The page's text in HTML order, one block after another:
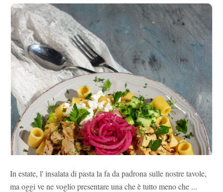
In estate, l' insalata di pasta la fa da padrona sulle nostre tavole,
ma oggi ve ne voglio presentare una che è tutto meno che ...